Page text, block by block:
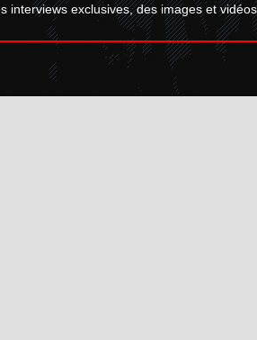
interviews exclusives, des images et